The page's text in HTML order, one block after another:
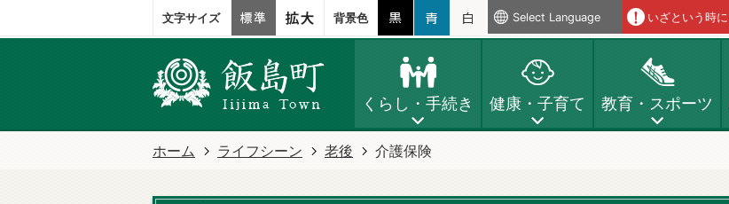
文字サイズ 背景色 Select Language いざという時に
くらし・手続き 健康・子育て 教育・スポーツ
ホーム ライフシーン 老後 介護保険